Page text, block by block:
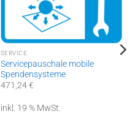
SERVICE
Servicepauschale mobile
Spendensysteme
471,24€
inkl. 19 % MwSt.